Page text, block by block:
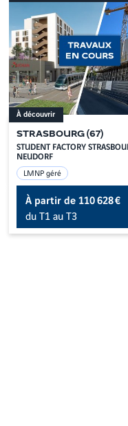
STRASBOURG (67)
STUDENT FACTORY
NEUDORF
À découvrir
LMNP géré
À partir de110 628 €
du T1 au T3